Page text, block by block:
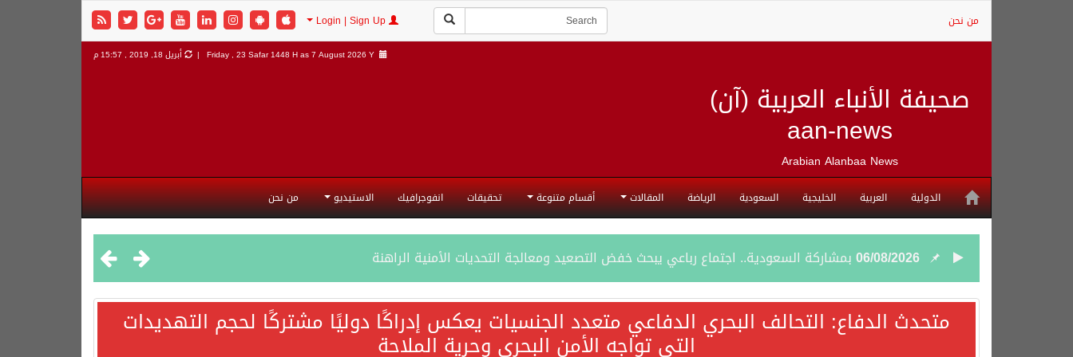
من نحن
صحيفة الأنباء العربية (آن)
aan-news
Arabian Alanbaa News
Friday , 23 Safar 1448 H as7 August 2026 Y | أبريل 18, 2019 , 15:57 م
الدولية العربية الخليجية السعودية الرياضة المقالات أقسام متنوعة تحقيقات انفوجرافيك الاستيديو من نحن
06/08/2026 بمشاركة السعودية.. اجتماع رباعي يبحث خفض التصعيد ومعالجة التحديات الأمنية الراهنة
05/08/2026وزير الخارجية السعودي: جميع إجراءات إسرائيل الأحادية في أراضي فلسطين باطلة
متحدث الدفاع: التحالف البحري الدفاعي متعدد الجنسيات يعكس إدراكًا دوليًا مشتركًا لحجم التهديدات
التي تواجه الأمن البحري وحرية الملاحة